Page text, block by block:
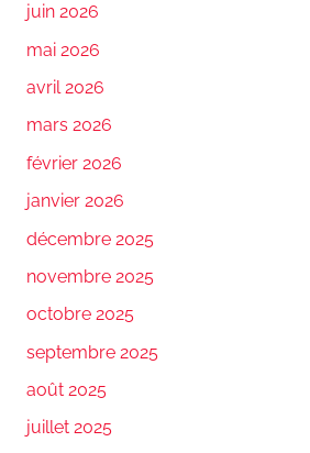
juin 2026
mai 2026
avril 2026
mars 2026
février 2026
janvier 2026
décembre 2025
novembre 2025
octobre 2025
septembre 2025
août 2025
juillet 2025